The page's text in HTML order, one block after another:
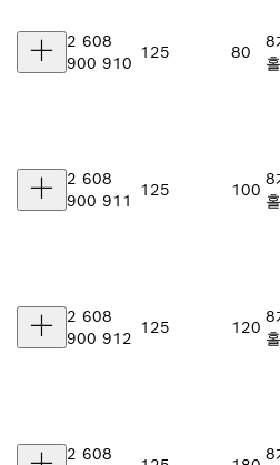
2 608
900 910
125 80
8
홀
2 608
900 911
125 100
8
홀
2 608
900 912
125 120
8
홀
2 608 8